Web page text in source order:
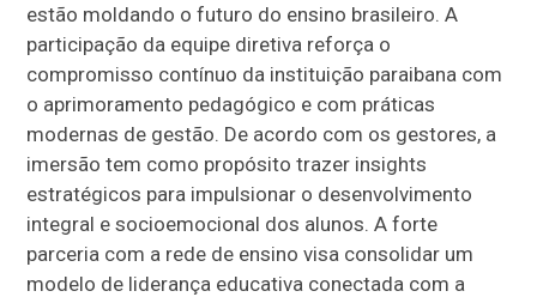
estão moldando o futuro do ensino brasileiro. A
participação da equipe diretiva reforça o
compromisso contínuo da instituição paraibana com
o aprimoramento pedagógico e com práticas
modernas de gestão. De acordo com os gestores, a
imersão tem como propósito trazer insights
estratégicos para impulsionar o desenvolvimento
integral e socioemocional dos alunos. A forte
parceria com a rede de ensino visa consolidar um
modelo de liderança educativa conectada com a